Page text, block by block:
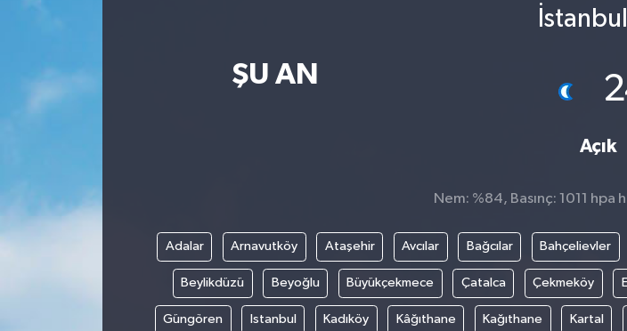
ŞU AN
İstanbul
Açık
Nem: %84, Basınç: 1011 hpa
Adalar Arnavutköy Ataşehir Avcılar Bağcılar Bahçelievler
Beylikdüzü Beyoğlu Büyükçekmece Çatalca Çekmeköy
Güngören Istanbul Kadıköy Kâğıthane Kağıthane Kartal